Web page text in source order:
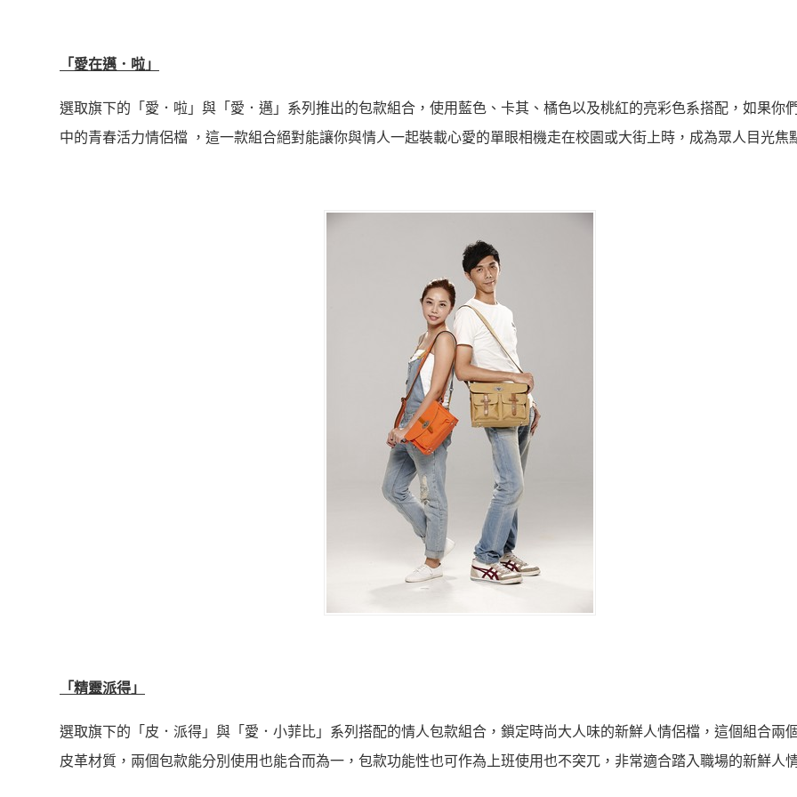
「愛在邁．啦」
選取旗下的「愛．啦」與「愛．邁」系列推出的包款組合，使用藍色、卡其、橘色以及桃紅的亮彩色系搭配，如果你
中的青春活力情侶檔 ，這一款組合絕對能讓你與情人一起裝載心愛的單眼相機走在校園或大街上時，成為眾人目光焦
「精靈派得」
選取旗下的「皮．派得」與「愛．小菲比」系列搭配的情人包款組合，鎖定時尚大人味的新鮮人情侶檔，這個組合兩
皮革材質，兩個包款能分別使用也能合而為一，包款功能性也可作為上班使用也不突兀，非常適合踏入職場的新鮮人